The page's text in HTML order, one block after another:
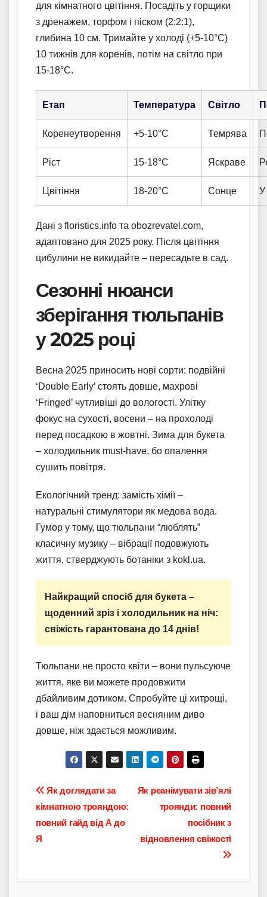
для кімнатного цвітіння. Посадіть у горщики
з дренажем, торфом і піском (2:2:1),
глибина 10 см. Тримайте у холоді (+5-10°C)
10 тижнів для коренів, потім на світло при
15-18°C.
Етап Температура Світло
Коренеутворення +5-10°C Темрява
Ріст 15-18°C Яскраве
Цвітіння 18-20°C Сонце У
Дані з floristics.info та obozrevatel.com,
адаптовано для 2025 року. Після цвітіння
цибулини не викидайте – пересадьте в сад.
Сезонні нюанси
зберігання тюльпанів
у 2025 році
Весна 2025 приносить нові сорти: подвійні
‘Double Early’ стоять довше, махрові
‘Fringed’ чутливіші до вологості. Улітку
фокус на сухості, восени – на прохолоді
перед посадкою в жовтні. Зима для букета
– холодильник must-have, бо опалення
сушить повітря.
Екологічний тренд: замість хімії –
натуральні стимулятори як медова вода.
Гумор у тому, що тюльпани “люблять”
класичну музику – вібрації подовжують
життя, стверджують ботаніки з kokl.ua.
Найкращий спосіб для букета –
щоденний зріз і холодильник на ніч:
свіжість гарантована до 14 днів!
Тюльпани не просто квіти – вони пульсуюче
життя, яке ви можете продовжити
дбайливим дотиком. Спробуйте ці хитрощі,
і ваш дім наповниться весняним диво
довше, ніж здається можливим.
Навігація
записів
Як реанімувати зів’ялі
троянди: повний
посібник з
відновлення свіжості
Як доглядати за
кімнатною трояндою:
повний гайд від А до
Я